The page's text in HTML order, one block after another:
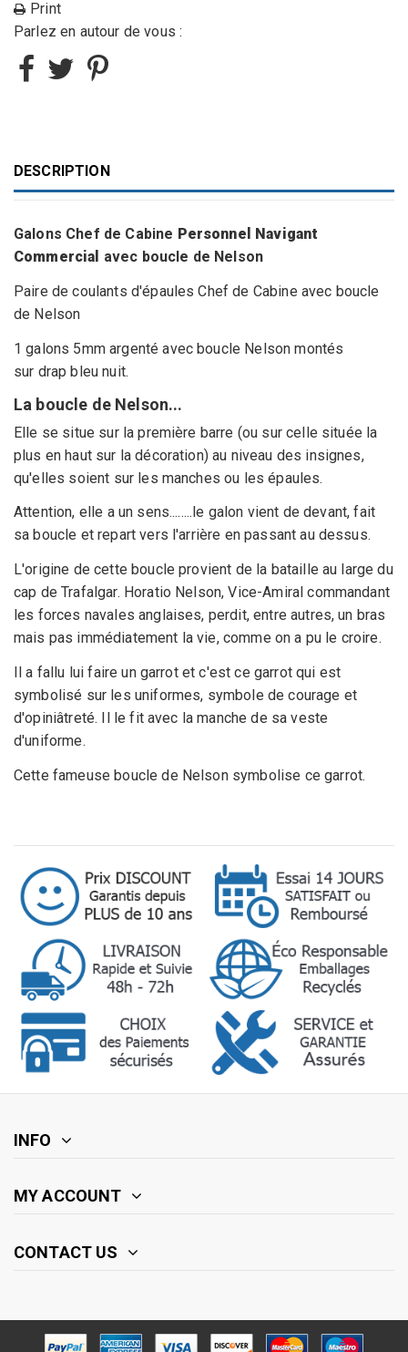
Print
Parlez en autour de vous :
DESCRIPTION
Galons Chef de Cabine Personnel Navigant
Commercial avec boucle de Nelson
Paire de coulants d'épaules Chef de Cabine avec boucle
de Nelson
1 galons 5mm argenté avec boucle Nelson montés
sur drap bleu nuit.
La boucle de Nelson...
Elle se situe sur la première barre (ou sur celle située la
plus en haut sur la décoration) au niveau des insignes,
qu'elles soient sur les manches ou les épaules.
Attention, elle a un sens........le galon vient de devant, fait
sa boucle et repart vers l'arrière en passant au dessus.
L'origine de cette boucle provient de la bataille au large du
cap de Trafalgar. Horatio Nelson, Vice-Amiral commandant
les forces navales anglaises, perdit, entre autres, un bras
mais pas immédiatement la vie, comme on a pu le croire.
Il a fallu lui faire un garrot et c'est ce garrot qui est
symbolisé sur les uniformes, symbole de courage et
d'opiniâtreté. Il le fit avec la manche de sa veste
d'uniforme.
Cette fameuse boucle de Nelson symbolise ce garrot.
INFO
MY ACCOUNT
CONTACT US